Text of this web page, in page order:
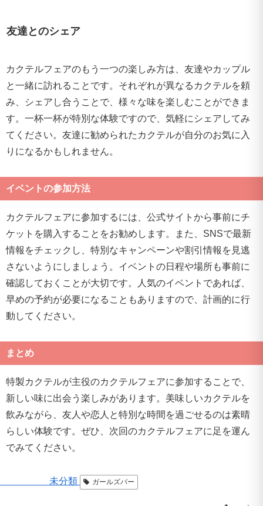
友達とのシェア
カクテルフェアのもう一つの楽しみ方は、友達やカップル
と一緒に訪れることです。それぞれが異なるカクテルを頼
み、シェアし合うことで、様々な味を楽しむことができま
す。一杯一杯が特別な体験ですので、気軽にシェアしてみ
てください。友達に勧められたカクテルが自分のお気に入
りになるかもしれません。
イベントの参加方法
カクテルフェアに参加するには、公式サイトから事前にチ
ケットを購入することをお勧めします。また、SNSで最新
情報をチェックし、特別なキャンペーンや割引情報を見逃
さないようにしましょう。イベントの日程や場所も事前に
確認しておくことが大切です。人気のイベントであれば、
早めの予約が必要になることもありますので、計画的に行
動してください。
まとめ
特製カクテルが主役のカクテルフェアに参加することで、
新しい味に出会う楽しみがあります。美味しいカクテルを
飲みながら、友人や恋人と特別な時間を過ごせるのは素晴
らしい体験です。ぜひ、次回のカクテルフェアに足を運ん
でみてください。
未分類 ガールズバー